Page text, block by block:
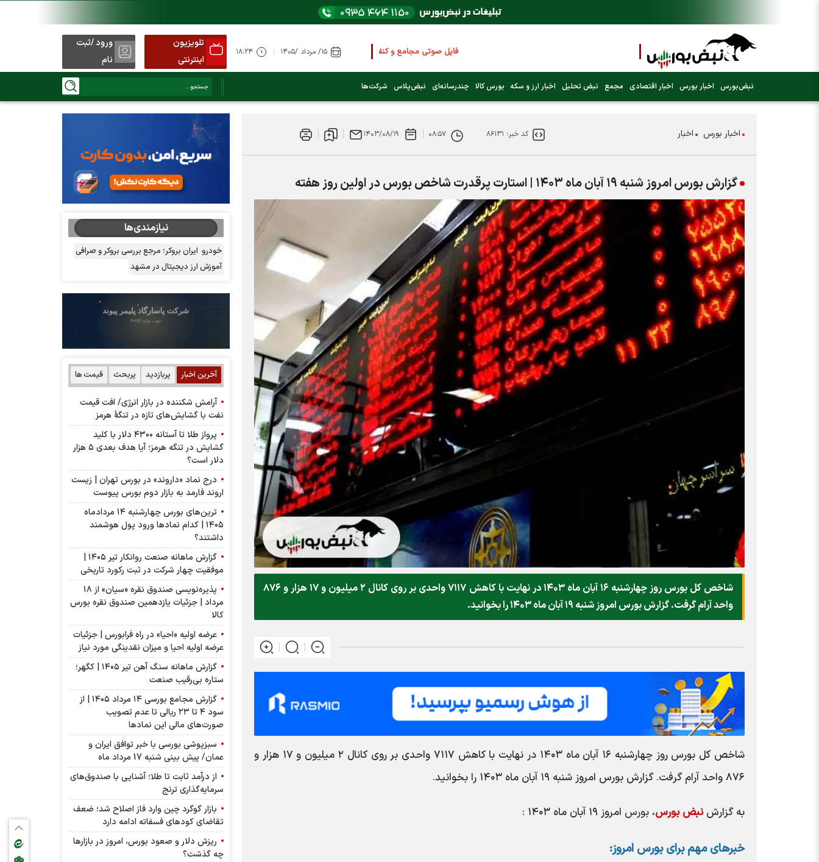
فایل صوتی مجامع و کنفرانس ها را از اینجا گوش کنید
عرضه اولیه بعدی کدام نماد است؟ (کلیک کنید)
تلویزیون
اینترنتی
ورود /ثبت
نام
نبض‌بورس اخبار بورس اخبار اقتصادی مجمع نبض تحلیل اخبار ارز و سکه بورس کالا چندرسانه‌ای نبض‌پلاس شرکت‌ها
اخبار بورس اخبار کد خبر: ۸۶۱۳۱ ۰۸:۵۷ ۱۴۰۳/۰۸/۱۹
گزارش بورس امروز شنبه ۱۹ آبان ماه ۱۴۰۳ | استارت پرقدرت شاخص بورس در اولین روز هفته
شاخص کل بورس روز چهارشنبه ۱۶ آبان ماه ۱۴۰۳ در نهایت با کاهش ۷۱۱۷ واحدی بر روی کانال ۲ میلیون و ۱۷ هزار و ۸۷۶
واحد آرام گرفت. گزارش بورس امروز شنبه ۱۹ آبان ماه ۱۴۰۳ را بخوانید.
شاخص کل بورس روز چهارشنبه ۱۶ آبان ماه ۱۴۰۳ در نهایت با کاهش ۷۱۱۷ واحدی بر روی کانال ۲ میلیون و ۱۷ هزار و
۸۷۶ واحد آرام گرفت. گزارش بورس امروز شنبه ۱۹ آبان ماه ۱۴۰۳ را بخوانید.
به گزارشنبض بورس، بورس امروز ۱۹ آبان ماه ۱۴۰۳ :
خبر‌های مهم برای بورس امروز:
نیازمندی‌ها
خودرو ایران بروکر؛ مرجع بررسی بروکر و صرافی
آموزش ارز دیجیتال در مشهد
آخرین اخبار پربازدید پربحث قیمت ها
آرامش شکننده در بازار انرژی/ افت قیمت
نفت با گشایش‌های تازه در تنگۀ هرمز
پرواز طلا تا آستانه ۴۳۰۰ دلار با کلید
گشایش در تنگه هرمز؛ آیا هدف بعدی ۵ هزار
دلار است؟
درج نماد «داروند» در بورس تهران | زیست
اروند فارمد به بازار دوم بورس پیوست
ترین‌های بورس چهارشنبه ۱۴ مردادماه
۱۴۰۵ | کدام نماد‌ها ورود پول هوشمند
داشتند؟
گزارش ماهانه صنعت روانکار تیر ۱۴۰۵ |
موفقیت چهار شرکت در ثبت رکورد تاریخی
پذیره‌نویسی صندوق نقره «سیان» از ۱۸
مرداد | جزئیات یازدهمین صندوق نقره بورس
کالا
عرضه اولیه «احیا» در راه فرابورس | جزئیات
عرضه اولیه احیا و میزان نقدینگی مورد نیاز
گزارش ماهانه سنگ آهن تیر ۱۴۰۵ | کگهر؛
ستاره بی‌رقیب صنعت
گزارش مجامع بورسی ۱۴ مرداد ۱۴۰۵ | از
سود ۴ تا ۲۳ ریالی تا عدم تصویب
صورت‌های مالی این نماد‌ها
سبزپوشی بورسی با خبر توافق ایران و
عمان/ پیش بینی شنبه 17 مرداد ماه
از درآمد ثابت تا طلا؛ آشنایی با صندوق‌های
سرمایه‌گذاری ترنج
بازار گوگرد چین وارد فاز اصلاح شد؛ ضعف
تقاضای کودهای فسفاته ادامه دارد
ریزش دلار و صعود بورس، امروز در بازارها
چه گذشت؟